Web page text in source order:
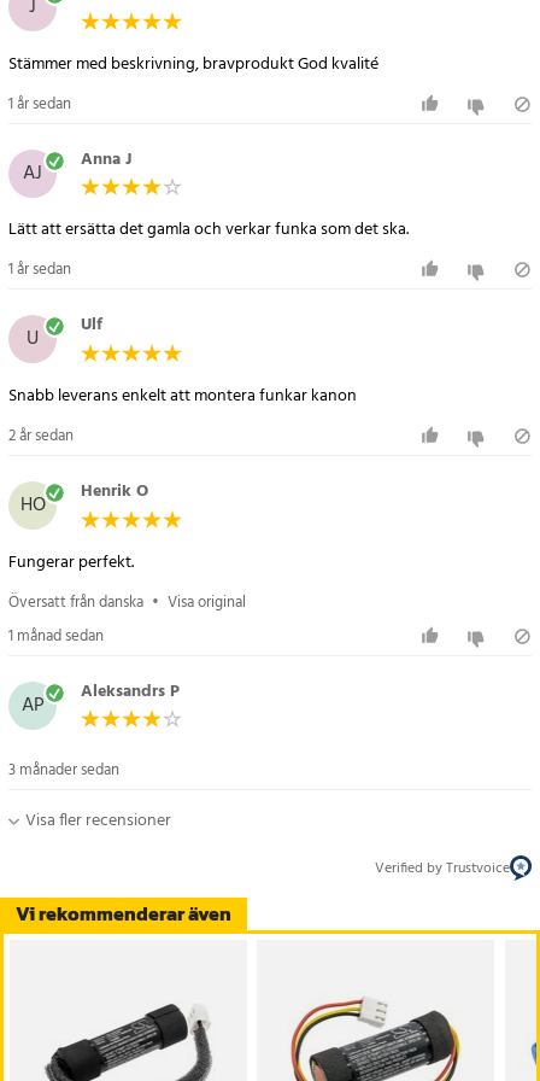
- Kapacitet: 3400mAh / 12,58Wh
- Mått: 68,25 x 18,60 x 18,60 mm
- Färg: Blå
Kompatibla modeller
Harman/Kardon Onyx Studio 1
Artikelnummer
Vi rekommenderar även
J
Stämmer med beskrivning, bravprodukt God kvalité
1 år sedan
AJ Anna J
Lätt att ersätta det gamla och verkar funka som det ska.
1 år sedan
U Ulf
Snabb leverans enkelt att montera funkar kanon
2 år sedan
HO Henrik O
Fungerar perfekt.
Översatt från danska • Visa original
1 månad sedan
AP Aleksandrs P
3 månader sedan
Visa fler recensioner
Verified by Trustvoice